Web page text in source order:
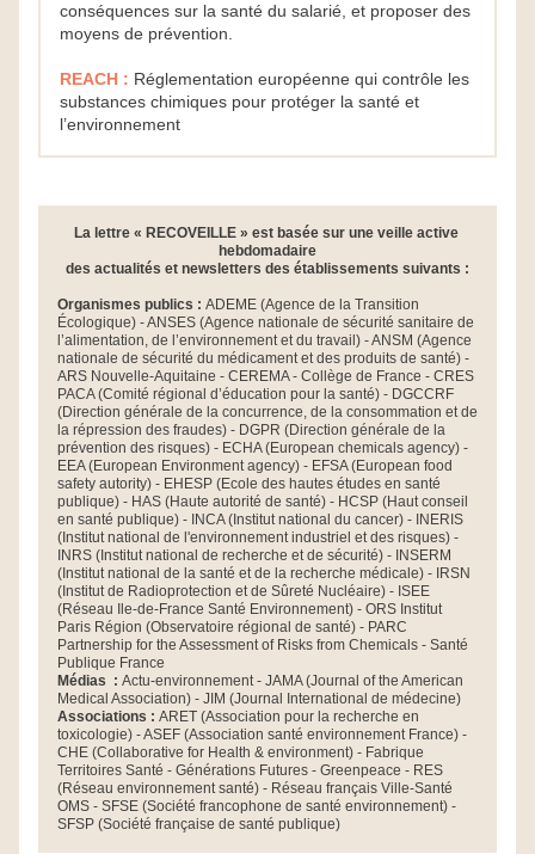
conséquences sur la santé du salarié, et proposer des
moyens de prévention.
REACH : Réglementation européenne qui contrôle les
substances chimiques pour protéger la santé et
l’environnement
La lettre « RECOVEILLE » est basée sur une veille active
hebdomadaire
des actualités et newsletters des établissements suivants :
Organismes publics : ADEME (Agence de la Transition
Écologique) - ANSES (Agence nationale de sécurité sanitaire de
l’alimentation, de l’environnement et du travail) - ANSM (Agence
nationale de sécurité du médicament et des produits de santé) -
ARS Nouvelle-Aquitaine - CEREMA - Collège de France - CRES
PACA (Comité régional d’éducation pour la santé) - DGCCRF
(Direction générale de la concurrence, de la consommation et de
la répression des fraudes) - DGPR (Direction générale de la
prévention des risques) - ECHA (European chemicals agency) -
EEA (European Environment agency) - EFSA (European food
safety autority) - EHESP (Ecole des hautes études en santé
publique) - HAS (Haute autorité de santé) - HCSP (Haut conseil
en santé publique) - INCA (Institut national du cancer) - INERIS
(Institut national de l'environnement industriel et des risques) -
INRS (Institut national de recherche et de sécurité) - INSERM
(Institut national de la santé et de la recherche médicale) - IRSN
(Institut de Radioprotection et de Sûreté Nucléaire) - ISEE
(Réseau Ile-de-France Santé Environnement) - ORS Institut
Paris Région (Observatoire régional de santé) - PARC
Partnership for the Assessment of Risks from Chemicals - Santé
Publique France
Médias  : Actu-environnement - JAMA (Journal of the American
Medical Association) - JIM (Journal International de médecine)
Associations : ARET (Association pour la recherche en
toxicologie) - ASEF (Association santé environnement France) -
CHE (Collaborative for Health & environment) - Fabrique
Territoires Santé - Générations Futures - Greenpeace - RES
(Réseau environnement santé) - Réseau français Ville-Santé
OMS - SFSE (Société francophone de santé environnement) -
SFSP (Société française de santé publique)